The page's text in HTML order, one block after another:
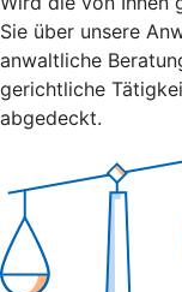
Sie über unsere
anwaltliche
gerichtliche
abgedeckt.